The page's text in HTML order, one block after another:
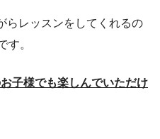
らレッスンをしてくれるの
す。
子様でも楽しんでいただけ